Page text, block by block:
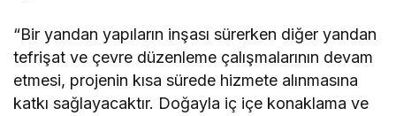
“Bir yandan yapıların inşası sürerken diğer yandan
tefrişat ve çevre düzenleme çalışmalarının devam
etmesi, projenin kısa sürede hizmete alınmasına
katkı sağlayacaktır. Doğayla iç içe konaklama ve